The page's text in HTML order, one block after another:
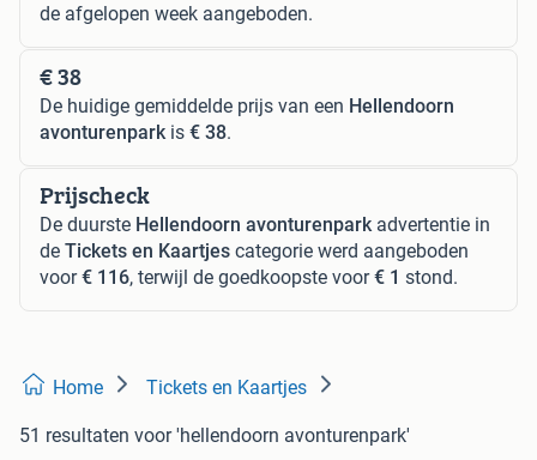
de afgelopen week aangeboden.
€ 38
De huidige gemiddelde prijs van een Hellendoorn
avonturenpark is € 38.
Prijscheck
De duurste Hellendoorn avonturenpark advertentie in
de Tickets en Kaartjes categorie werd aangeboden
voor€ 116, terwijl de goedkoopste voor€ 1 stond.
Home Tickets en Kaartjes
51 resultaten voor 'hellendoorn avonturenpark'